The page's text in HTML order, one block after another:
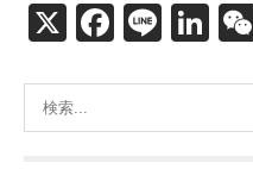
X
F
c
e
Li
e
Li
k
e